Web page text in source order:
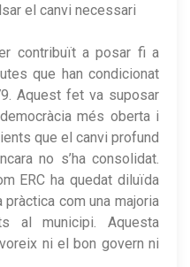
el canvi necessari
contribuït a posar fi a
que han condicionat
Aquest fet va suposar
més oberta i
que el canvi profund
no s’ha consolidat.
ERC ha quedat diluïda
com una majoria
al municipi. Aquesta
ni el bon govern ni